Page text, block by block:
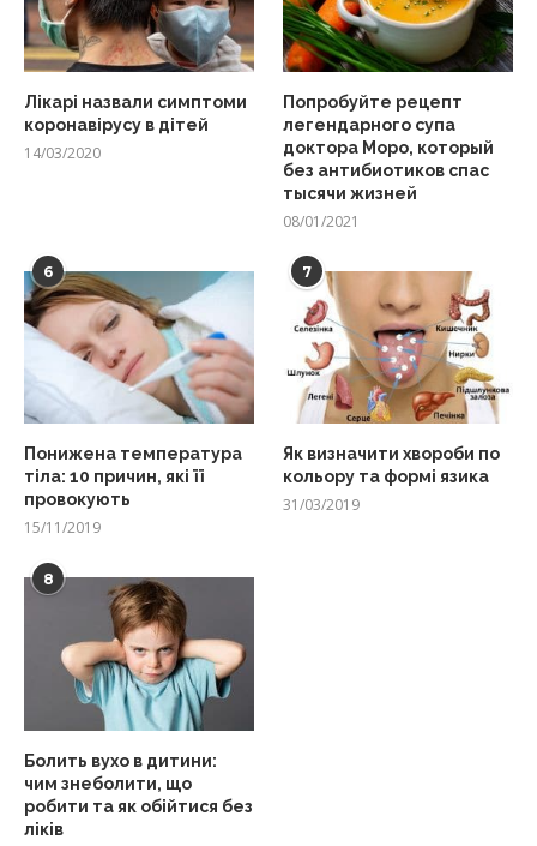
Лікарі назвали симптоми
коронавірусу в дітей
14/03/2020
Попробуйте рецепт
легендарного супа
доктора Моро, который
без антибиотиков спас
тысячи жизней
08/01/2021
6
Понижена температура
тіла: 10 причин, які її
провокують
15/11/2019
7
Як визначити хвороби по
кольору та формі язика
31/03/2019
8
Болить вухо в дитини:
чим знеболити, що
робити та як обійтися без
ліків